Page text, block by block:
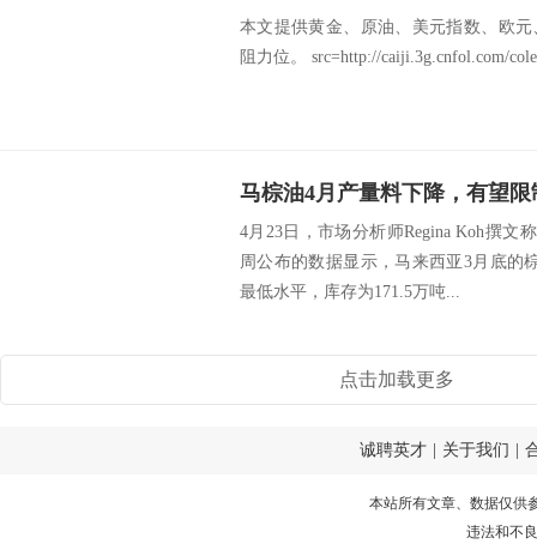
本文提供黄金、原油、美元指数、欧
阻力位。 src=http://caiji.3g.cnfol.com/
马棕油4月产量料下降，有望
4月23日，市场分析师Regina Koh撰文
周公布的数据显示，马来西亚3月底的
最低水平，库存为171.5万吨...
点击加载更多
诚聘英才 关于我们
本站所有文章、数据仅供
违法和不